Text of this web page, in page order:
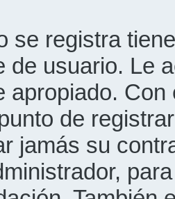
se registra
de usuario. Le
apropiado.
de
jamás su